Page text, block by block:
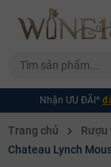
Nhận ƯU ĐÃI*
Trang chủ Rượu
Chateau Lynch